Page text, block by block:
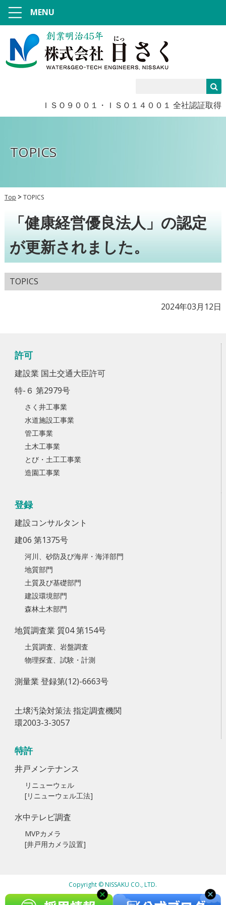
ＩＳＯ９００１・ＩＳＯ１４００１ 全社認証取得
MENU
TOPICS
Top TOPICS
「健康経営優良法人」の認定
が更新されました。
TOPICS
2024年03月12日
許可
建設業 国土交通大臣許可
特-６ 第2979号
さく井工事業
水道施設工事業
管工事業
土木工事業
とび・土工工事業
造園工事業
登録
建設コンサルタント
建06 第1375号
河川、砂防及び海岸・海洋部門
地質部門
土質及び基礎部門
建設環境部門
森林土木部門
地質調査業 質04 第154号
土質調査、岩盤調査
物理探査、試験・計測
測量業 登録第(12)-6663号
土壌汚染対策法 指定調査機関
環2003-3-3057
特許
井戸メンテナンス
リニューウェル
[リニューウェル工法]
水中テレビ調査
MVPカメラ
[井戸用カメラ設置]
Copyright © NISSAKU CO., LTD.